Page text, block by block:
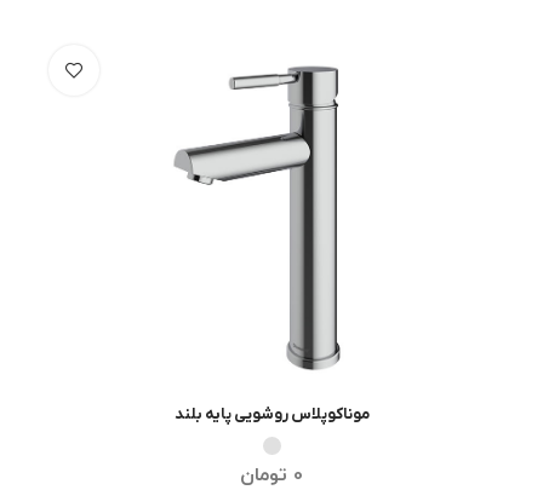
انتخاب گزینه ها
موناکوپلاس روشویی پایه بلند
0 تومان